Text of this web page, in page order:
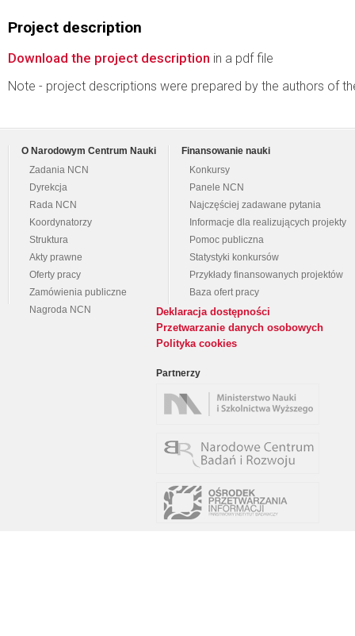
Project description
Download the project description in a pdf file
Note - project descriptions were prepared by the authors of
O Narodowym Centrum Nauki
Zadania NCN
Dyrekcja
Rada NCN
Koordynatorzy
Struktura
Akty prawne
Oferty pracy
Zamówienia publiczne
Nagroda NCN
Finansowanie nauki
Konkursy
Panele NCN
Najczęściej zadawane pytania
Informacje dla realizujących projekty
Pomoc publiczna
Statystyki konkursów
Przykłady finansowanych projektów
Baza ofert pracy
Deklaracja dostępności
Przetwarzanie danych osobowych
Polityka cookies
Partnerzy